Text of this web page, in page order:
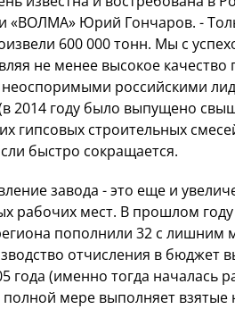
«ВОЛМА» Юрий Гончаров. -
600 000 тонн. Мы с
не менее высокое
российскими
2014 году было выпущено
гипсовых строительных
быстро сокращается.
завода - это еще и
рабочих мест. В прошлом году
пополнили 32 с лишним
отчисления в бюджет
года (именно тогда началась
мере выполняет взятые